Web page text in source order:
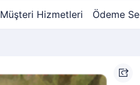
Müşteri Hizmetleri Ödeme